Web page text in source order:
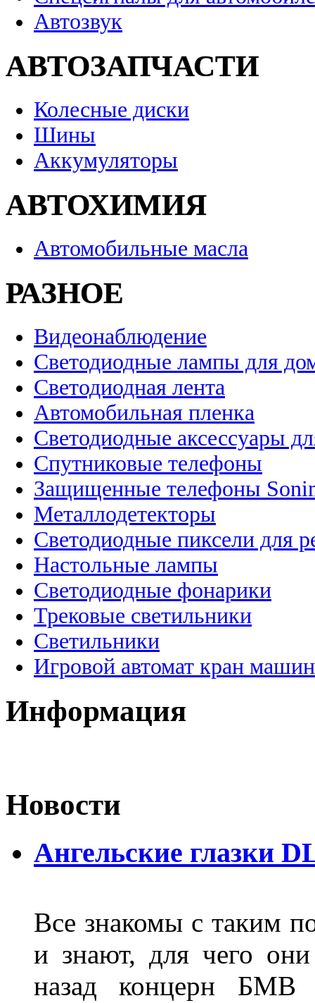
Автозвук
АВТОЗАПЧАСТИ
Колесные диски
Шины
Аккумуляторы
АВТОХИМИЯ
Автомобильные масла
РАЗНОЕ
Видеонаблюдение
Светодиодные лампы для
Светодиодная лента
Автомобильная пленка
Светодиодные аксессуары
Спутниковые телефоны
Защищенные телефоны
Металлодетекторы
Светодиодные пиксели для
Настольные лампы
Светодиодные фонарики
Трековые светильники
Светильники
Игровой автомат кран
Информация
Новости
Ангельские глазки
Все знакомы с таким
и знают, для чего
назад концерн БМВ